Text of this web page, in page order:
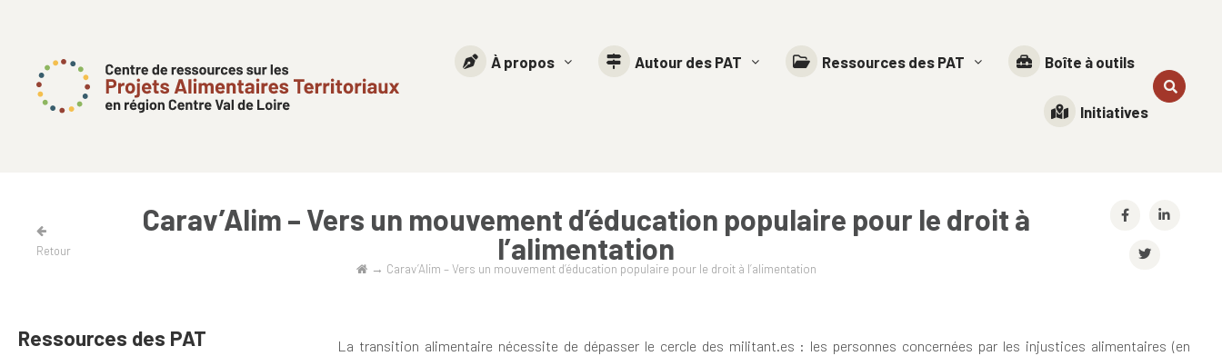
À propos Autour des PAT Ressources des PAT Boîte à outils
Initiatives
Retour
Carav’Alim – Vers un mouvement d’éducation populaire pour le droit à
l’alimentation
→ Carav’Alim – Vers un mouvement d’éducation populaire pour le droit à l’alimentation
La transition alimentaire nécessite de dépasser le cercle des militant.es : les personnes concernées par les injustices alimentaires (en
Ressources des PAT